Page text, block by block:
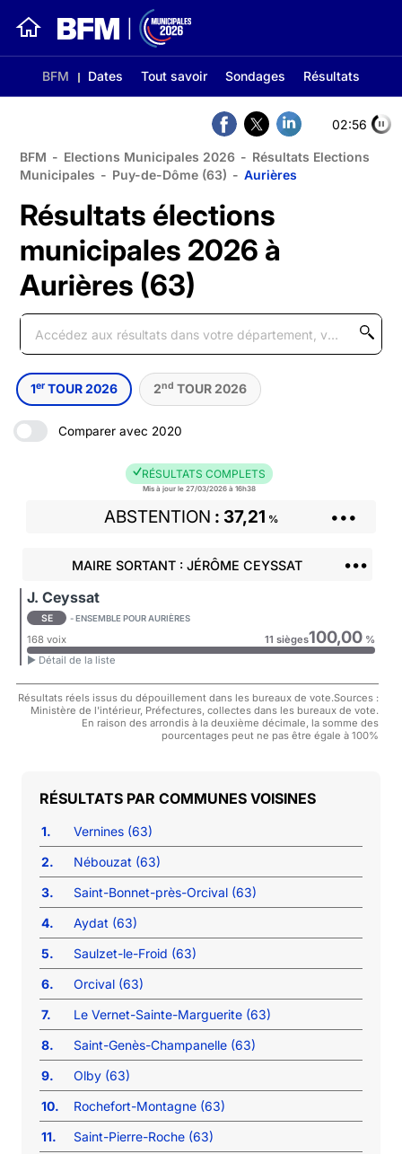
BFM Dates Tout savoir Sondages Résultats
02:56
BFM - Elections Municipales 2026 - Résultats Elections
Municipales - Puy-de-Dôme (63) - Aurières
Résultats élections
municipales 2026 à
Aurières (63)
1er TOUR 2026 2nd TOUR 2026
Comparer avec 2020
RÉSULTATS COMPLETS
Mis à jour le 27/03/2026 à 16h38
ABSTENTION 37,21 % •••
MAIRE SORTANT : JÉRÔME CEYSSAT •••
J. Ceyssat
SE - ENSEMBLE POUR AURIÈRES
168 voix 11 sièges100,00%
► Détail de la liste
Résultats réels issus du dépouillement dans les bureaux de vote.Sources :
Ministère de l'intérieur, Préfectures, collectes dans les bureaux de vote.
En raison des arrondis à la deuxième décimale, la somme des
pourcentages peut ne pas être égale à 100%
COMMUNES VOISINES
1.
Vernines (63)
2.
Nébouzat (63)
3.
Saint-Bonnet-près-Orcival (63)
4.
Aydat (63)
5.
Saulzet-le-Froid (63)
6.
Orcival (63)
7.
Le Vernet-Sainte-Marguerite (63)
8.
Saint-Genès-Champanelle (63)
9.
Olby (63)
10.
Rochefort-Montagne (63)
11.
Saint-Pierre-Roche (63)